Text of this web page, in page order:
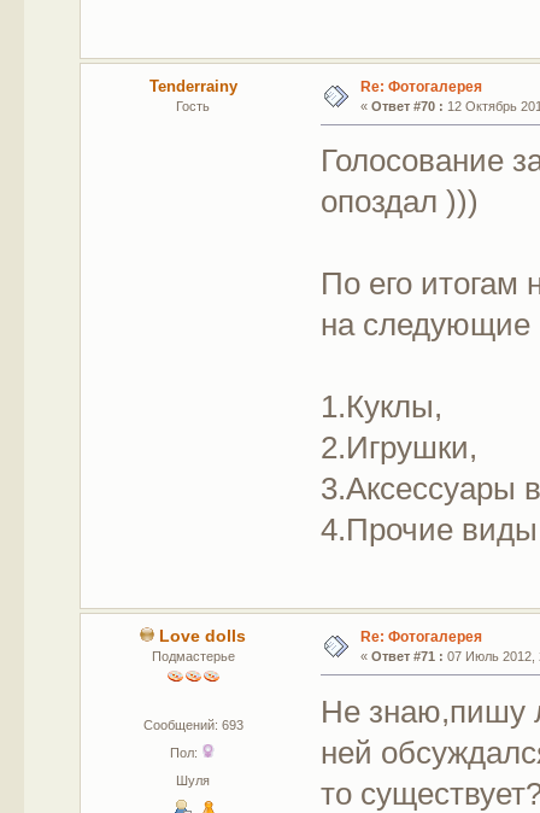
Tenderrainy
Гость
Re: Фотогалерея
« Ответ #70 : 12 Октябрь
Голосование
опоздал )))
По его итогам
на следующие
1.Куклы,
2.Игрушки,
3.Аксессуары
4.Прочие виды
Love dolls
Подмастерье
Сообщений: 693
Пол:
Шуля
Re: Фотогалерея
« Ответ #71 : 07 Июль 2012,
Не знаю,пишу
ней
то